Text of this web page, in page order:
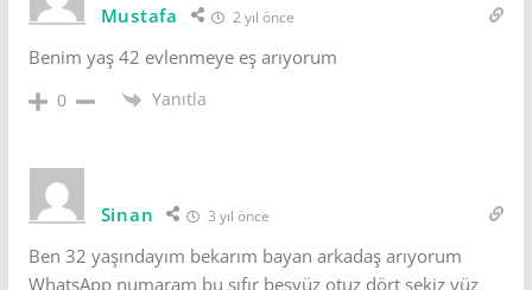
Mustafa 2 yıl önce
Benim yaş 42 evlenmeye eş arıyorum
0 Yanıtla
Sinan 3 yıl önce
Ben 32 yaşındayım bekarım bayan arkadaş arıyorum
WhatsApp numaram bu sıfır beşyüz otuz dört sekiz yüz